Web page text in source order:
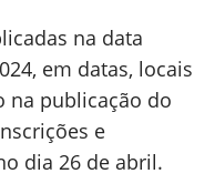
na data
em datas, locais
na publicação do
e
dia 26 de abril.